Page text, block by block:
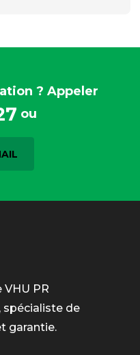
? Appeler
ou
VHU PR
spécialiste de
garantie.